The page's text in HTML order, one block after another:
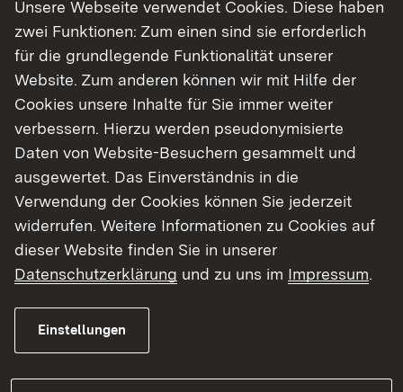
Studiengangsuche schnell den passenden
Studienplatz. Außerdem gibt's eine Schritt-für-
Schritt-Anleitung zu deinem Traum-Studium.
Finde dein Studium in Baden-Württemberg
Unsere Webseite verwendet Cookies. Diese haben
zwei Funktionen: Zum einen sind sie erforderlich
für die grundlegende Funktionalität unserer
Website. Zum anderen können wir mit Hilfe der
Cookies unsere Inhalte für Sie immer weiter
verbessern. Hierzu werden pseudonymisierte
Daten von Website-Besuchern gesammelt und
ausgewertet. Das Einverständnis in die
Verwendung der Cookies können Sie jederzeit
widerrufen. Weitere Informationen zu Cookies auf
dieser Website finden Sie in unserer
Datenschutzerklärung und zu uns im Impressum.
Einstellungen